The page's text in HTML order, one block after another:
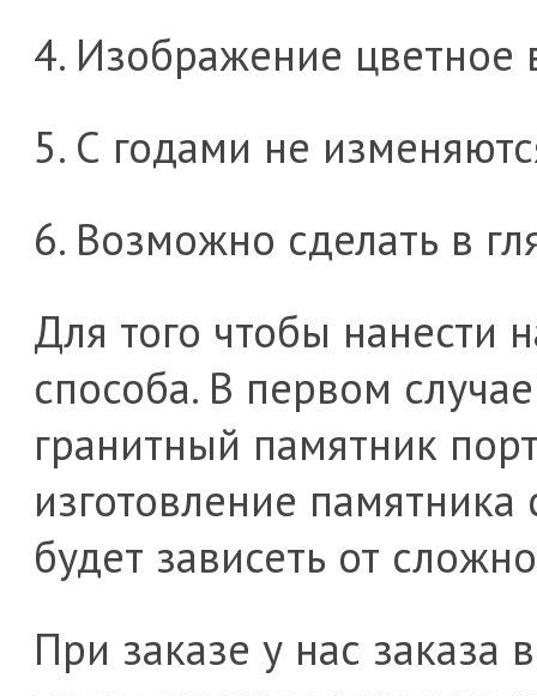
4. Изображение цветное
5. С годами не
6. Возможно сделать в
Для того чтобы нанести
способа. В первом
гранитный памятник
изготовление
будет зависеть от
При заказе у нас